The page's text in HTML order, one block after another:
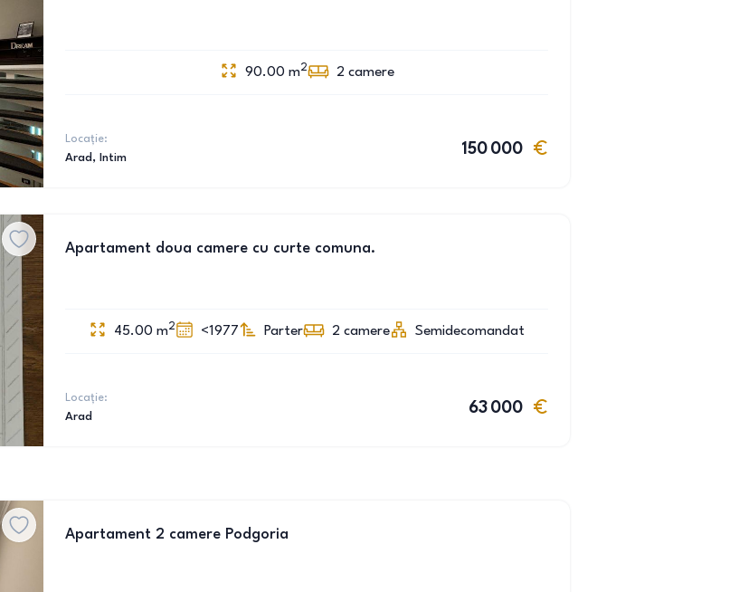
90.00 m2 2 camere
Locație:
Arad , Intim
150 000
Apartament doua camere cu curte comuna.
45.00 m2 <1977 Parter 2 camere Semidecomandat
Locație:
Arad
63 000
Apartament 2 camere Podgoria